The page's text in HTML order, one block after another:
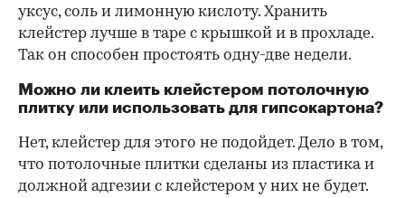
уксус, соль и лимонную кислоту. Хранить
клейстер лучше в таре с крышкой и в прохладе.
Так он способен простоять одну-две недели.
Можно ли клеить клейстером потолочную
плитку или использовать для гипсокартона?
Нет, клейстер для этого не подойдет. Дело в том,
что потолочные плитки сделаны из пластика и
должной адгезии с клейстером у них не будет.